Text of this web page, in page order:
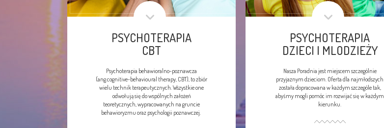
PSYCHOTERAPIA
CBT
Psychoterapia behawioralno-poznawcza
(ang.cognitive-behavioural therapy, CBT), to zbiór
wielu technik terapeutycznych. Wszystkie one
odwołują się do wspólnych założeń
teoretycznych, wypracowanych na gruncie
behawioryzmu oraz psychologii poznawczej.
PSYCHOTERAPIA
DZIECI I MLODZIEŻY
Nasza Poradnia jest miejscem szczególnie
przyjaznym dzieciom. Oferta dla najmłodszych
została dopracowana w każdym szczególe tak,
abyśmy mogli pomóc im rozwijać się w każdym
kierunku.